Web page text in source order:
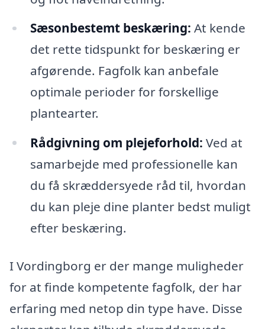
Sæsonbestemt beskæring: At kende
det rette tidspunkt for beskæring er
afgørende. Fagfolk kan anbefale
optimale perioder for forskellige
plantearter.
Rådgivning om plejeforhold: Ved at
samarbejde med professionelle kan
du få skræddersyede råd til, hvordan
du kan pleje dine planter bedst muligt
efter beskæring.
I Vordingborg er der mange muligheder
for at finde kompetente fagfolk, der har
erfaring med netop din type have. Disse